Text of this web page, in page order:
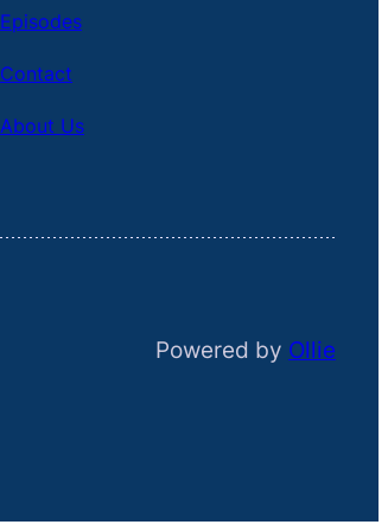
Episodes
Contact
About Us
Powered by Ollie